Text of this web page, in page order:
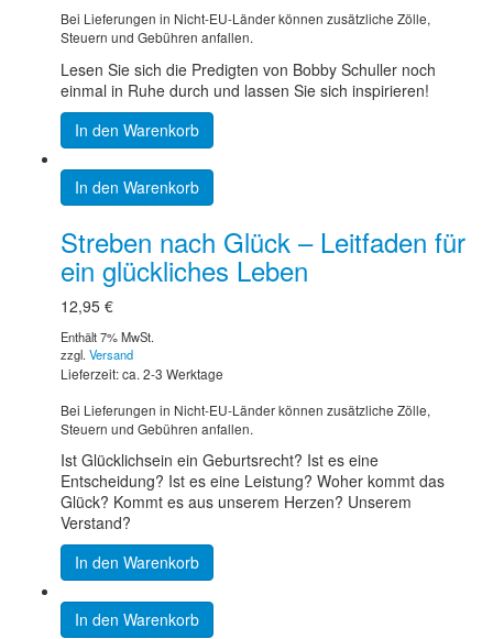
Bei Lieferungen in Nicht-EU-Länder können zusätzliche Zölle,
Steuern und Gebühren anfallen.
Lesen Sie sich die Predigten von Bobby Schuller noch
einmal in Ruhe durch und lassen Sie sich inspirieren!
In den Warenkorb
In den Warenkorb
Streben nach Glück – Leitfaden für
ein glückliches Leben
12,95 €
Enthält 7% MwSt.
zzgl. Versand
Lieferzeit: ca. 2-3 Werktage
Bei Lieferungen in Nicht-EU-Länder können zusätzliche Zölle,
Steuern und Gebühren anfallen.
Ist Glücklichsein ein Geburtsrecht? Ist es eine
Entscheidung? Ist es eine Leistung? Woher kommt das
Glück? Kommt es aus unserem Herzen? Unserem
Verstand?
In den Warenkorb
In den Warenkorb